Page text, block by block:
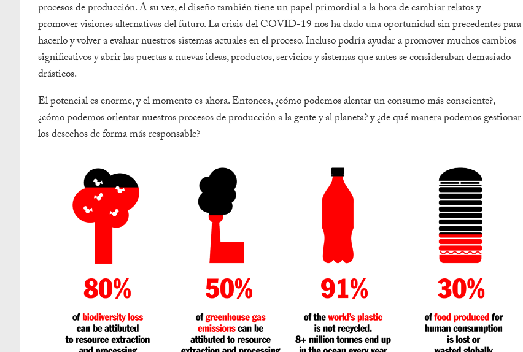
procesos de producción. A su vez, el diseño también tiene un papel primordial a la hora de cambiar relatos y
promover visiones alternativas del futuro. La crisis del COVID-19 nos ha dado una oportunidad sin precedentes para
hacerlo y volver a evaluar nuestros sistemas actuales en el proceso. Incluso podría ayudar a promover muchos cambios
significativos y abrir las puertas a nuevas ideas, productos, servicios y sistemas que antes se consideraban demasiado
drásticos.
El potencial es enorme, y el momento es ahora. Entonces, ¿cómo podemos alentar un consumo más consciente?,
¿cómo podemos orientar nuestros procesos de producción a la gente y al planeta? y ¿de qué manera podemos gestionar
los desechos de forma más responsable?